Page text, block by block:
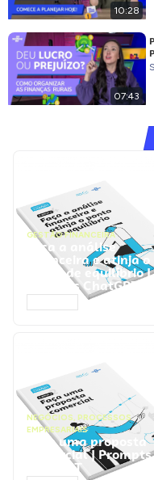
10:28
07:43
GESTÃO FINANCEIRA
Faça a análise
financeira e atinja o
ponto de equilíbrio |
Prompts ChatGPT
NEGÓCIOS, PROCESSOS
EMPRESARIAIS
Faça uma proposta
comercial | Prompts
ChatGPT